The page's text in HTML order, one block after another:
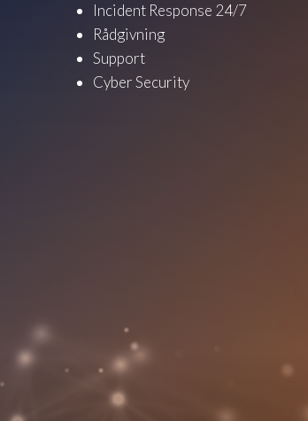
Incident Response 24/7
Rådgivning
Support
Cyber Security